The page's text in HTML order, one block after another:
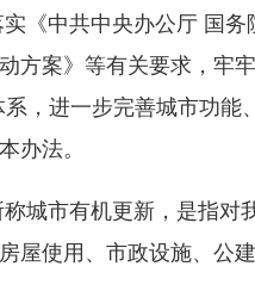
中共中央办公厅 国务
方案》等有关要求，牢
系，进一步完善城市功
办法。
市有机更新，是指对
屋使用、市政设施、公